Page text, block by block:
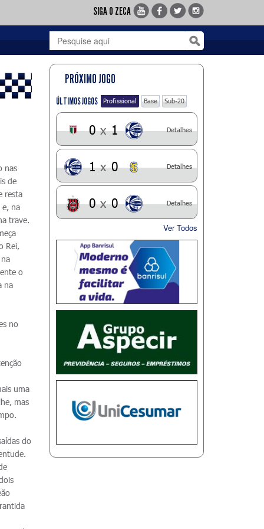
SIGA O ZECA
nas
de
resta
e, na
trave.
Rei,
o
na
no
uma
mas
do
PRÓXIMO JOGO
ÚLTIMOS JOGOS Profissional Base Sub-20
0 x 1 Detalhes
1 x 0 Detalhes
0 x 0 Detalhes
Ver Todos